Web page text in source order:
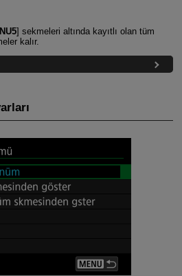
] sekmeleri altında kayıtlı olan tüm
kalır.